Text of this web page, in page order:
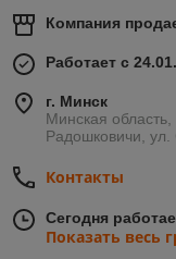
Компания
Работает с
г. Минск
Минская
Радошковичи,
Контакты
Сегодня
Показать весь